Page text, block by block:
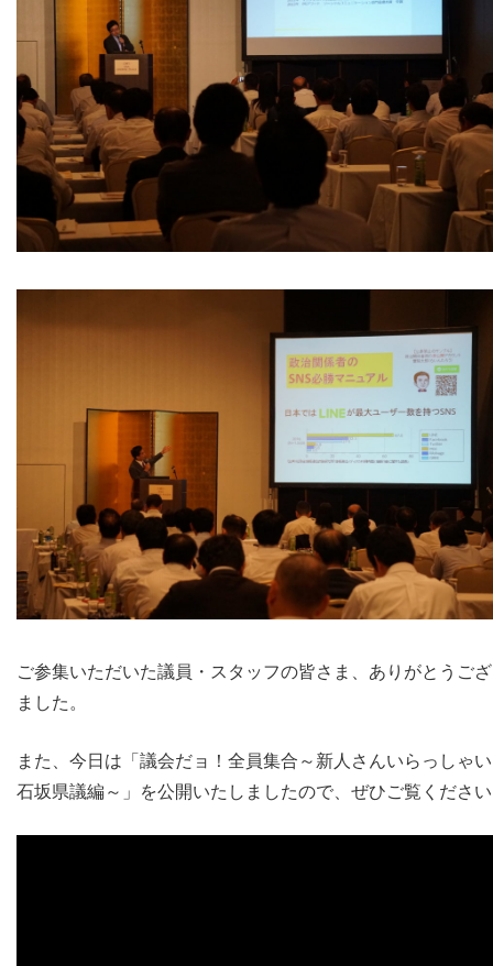
ご参集いただいた議員・スタッフの皆さま、ありがとうご
ました。
また、今日は「議会だョ！全員集合～新人さんいらっしゃ
石坂県議編～」を公開いたしましたので、ぜひご覧くださ